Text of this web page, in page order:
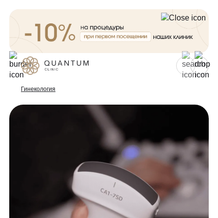
Для женщин
Консультативный приём
Инъекционная косметология
Аппаратная косметология
Эстетическая косметология
Эндокринология
Гинекология